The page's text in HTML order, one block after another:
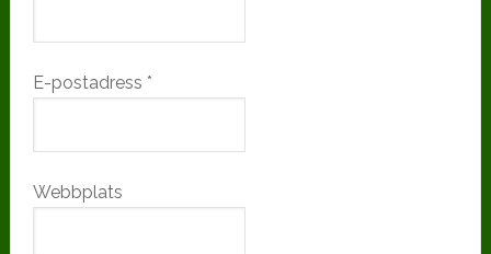
E-postadress *
Webbplats